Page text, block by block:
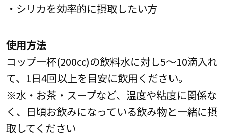
・シリカを効率的に摂取したい方
使用方法
コップ一杯(200cc)の飲料水に対し5～10滴入れ
て、1日4回以上を目安に飲用ください。
※水・お茶・スープなど、温度や粘度に関係な
く、日頃お飲みになっている飲み物と一緒に摂
取してください